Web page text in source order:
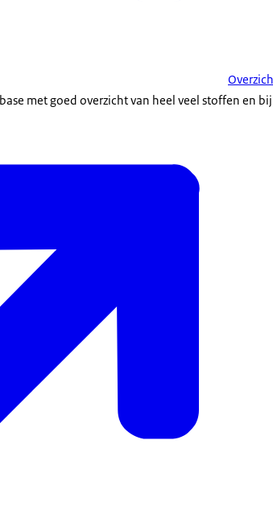
met goed overzicht van heel veel stoffen en